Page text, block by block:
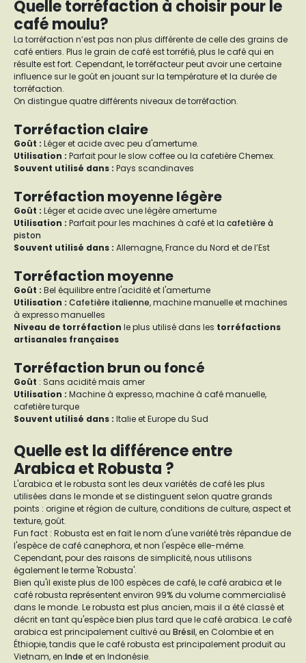
Quelle torréfaction à choisir pour le
café moulu?
La torréfaction n’est pas non plus différente de celle des grains de
café entiers. Plus le grain de café est torréfié, plus le café qui en
résulte est fort. Cependant, le torréfacteur peut avoir une certaine
influence sur le goût en jouant sur la température et la durée de
torréfaction.
On distingue quatre différents niveaux de torréfaction.
Torréfaction claire
Goût : Léger et acide avec peu d'amertume.
Utilisation : Parfait pour le slow coffee ou la cafetière Chemex.
Souvent utilisé dans : Pays scandinaves
Torréfaction moyenne légère
Goût : Léger et acide avec une légère amertume
Utilisation : Parfait pour les machines à café et la cafetière à
piston
Souvent utilisé dans : Allemagne, France du Nord et de l’Est
Torréfaction moyenne
Goût : Bel équilibre entre l'acidité et l'amertume
Utilisation : Cafetière italienne, machine manuelle et machines
à expresso manuelles
Niveau de torréfaction le plus utilisé dans les torréfactions
artisanales françaises
Torréfaction brun ou foncé
Goût : Sans acidité mais amer
Utilisation : Machine à expresso, machine à café manuelle,
cafetière turque
Souvent utilisé dans : Italie et Europe du Sud
Quelle est la différence entre
Arabica et Robusta ?
L'arabica et le robusta sont les deux variétés de café les plus
utilisées dans le monde et se distinguent selon quatre grands
points : origine et région de culture, conditions de culture, aspect et
texture, goût.
Fun fact : Robusta est en fait le nom d'une variété très répandue de
l'espèce de café canephora, et non l'espèce elle-même.
Cependant, pour des raisons de simplicité, nous utilisons
également le terme 'Robusta'.
Bien qu'il existe plus de 100 espèces de café, le café arabica et le
café robusta représentent environ 99% du volume commercialisé
dans le monde. Le robusta est plus ancien, mais il a été classé et
décrit en tant qu'espèce bien plus tard que le café arabica. Le café
arabica est principalement cultivé au Brésil, en Colombie et en
Éthiopie, tandis que le café robusta est principalement produit au
Vietnam, en Inde et en Indonésie.